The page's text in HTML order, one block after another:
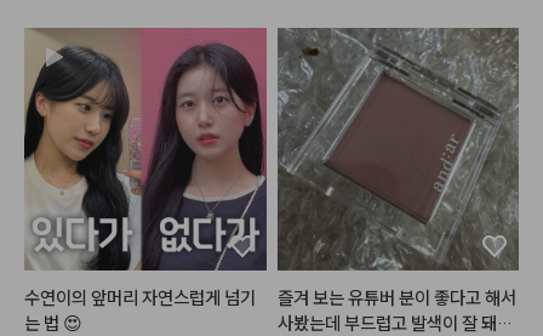
와타시는 코 훌쩍이는즁
피부 :클리오 킬커버 더 뉴 파운데
이션 쿠션 2호 란제리
섀도우 : 앤디얼 멀티 컬러 팔레트
디어 베이지
블러셔 : 포렌코즈 퓨어 블러셔 05
호 윈터
립 :릴리바이레드 무드 라이어 벨벳
틴트 11호 설레는 풋사랑인척(베이
스) & 올마이띵스 아임 유어 립티
트 토스티로즈
오일감이 느껴지지 않는 그야말로
리얼 벨벳!감의
파우더리함을 지닌
#무광틴트 예
요🙃
벨벳제형의 립 제품들 많이 사용해
봤는데
브리즈벨벳틴트의 경우 포슬포슬
한 질감이
리얼로 살아있는 #솜털벨벳 의 #
민글레틴트 랍니다 (❛ө❛)
수연이의 앞머리 자연스럽게 넘기
는 법 😍
즐겨 보는 유튜버 분이 좋다고 해서
사봤는데 부드럽고 발색이 잘 돼서